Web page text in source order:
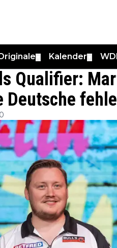
Kalender
Qualifier:
Deutsche